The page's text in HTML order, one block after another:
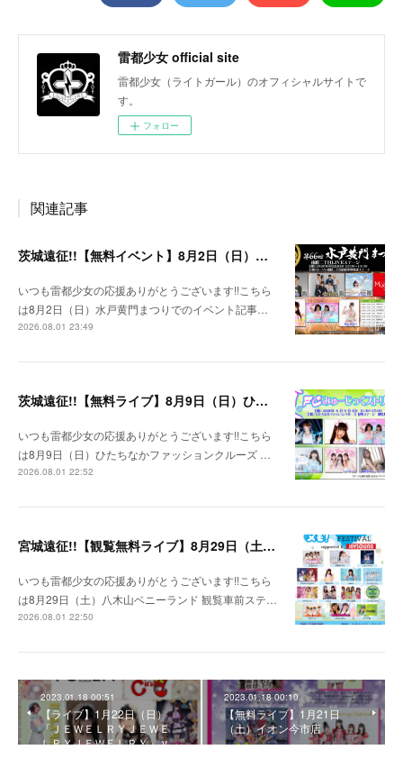
雷都少女 official site
雷都少女（ライトガール）のオフィシャルサイトで
す。
フォロー
関連記事
茨城遠征!!【無料イベント】8月2日（日）水戸黄門まつり
いつも雷都少女の応援ありがとうございます!!こちら
は8月2日（日）水戸黄門まつりでのイベント記事…
2026.08.01 23:49
茨城遠征!!【無料ライブ】8月9日（日）ひたちなかファッションクルーズ 野外ステージ
いつも雷都少女の応援ありがとうございます!!こちら
は8月9日（日）ひたちなかファッションクルーズ …
2026.08.01 22:52
宮城遠征!!【観覧無料ライブ】8月29日（土）八木山ベニーランド
いつも雷都少女の応援ありがとうございます!!こちら
は8月29日（土）八木山ベニーランド 観覧車前ステ…
2026.08.01 22:50
2023.01.18 00:51
【ライブ】1月22日（日）
「ＪＥＷＥＬＲＹＪＥＷＥ
ＬＲＹＪＥＷＥＬＲＹ」 v…
2023.01.18 00:10
【無料ライブ】1月21日
（土）イオン今市店